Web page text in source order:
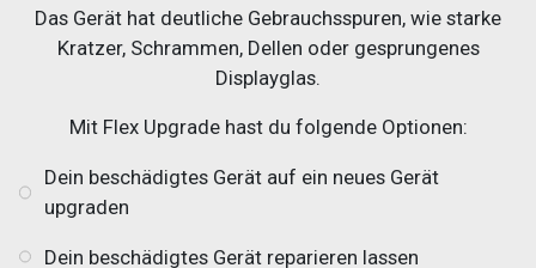
Das Gerät hat deutliche Gebrauchsspuren, wie starke
Kratzer, Schrammen, Dellen oder gesprungenes
Displayglas.
Mit Flex Upgrade hast du folgende Optionen:
Dein beschädigtes Gerät auf ein neues Gerät
upgraden
Dein beschädigtes Gerät reparieren lassen